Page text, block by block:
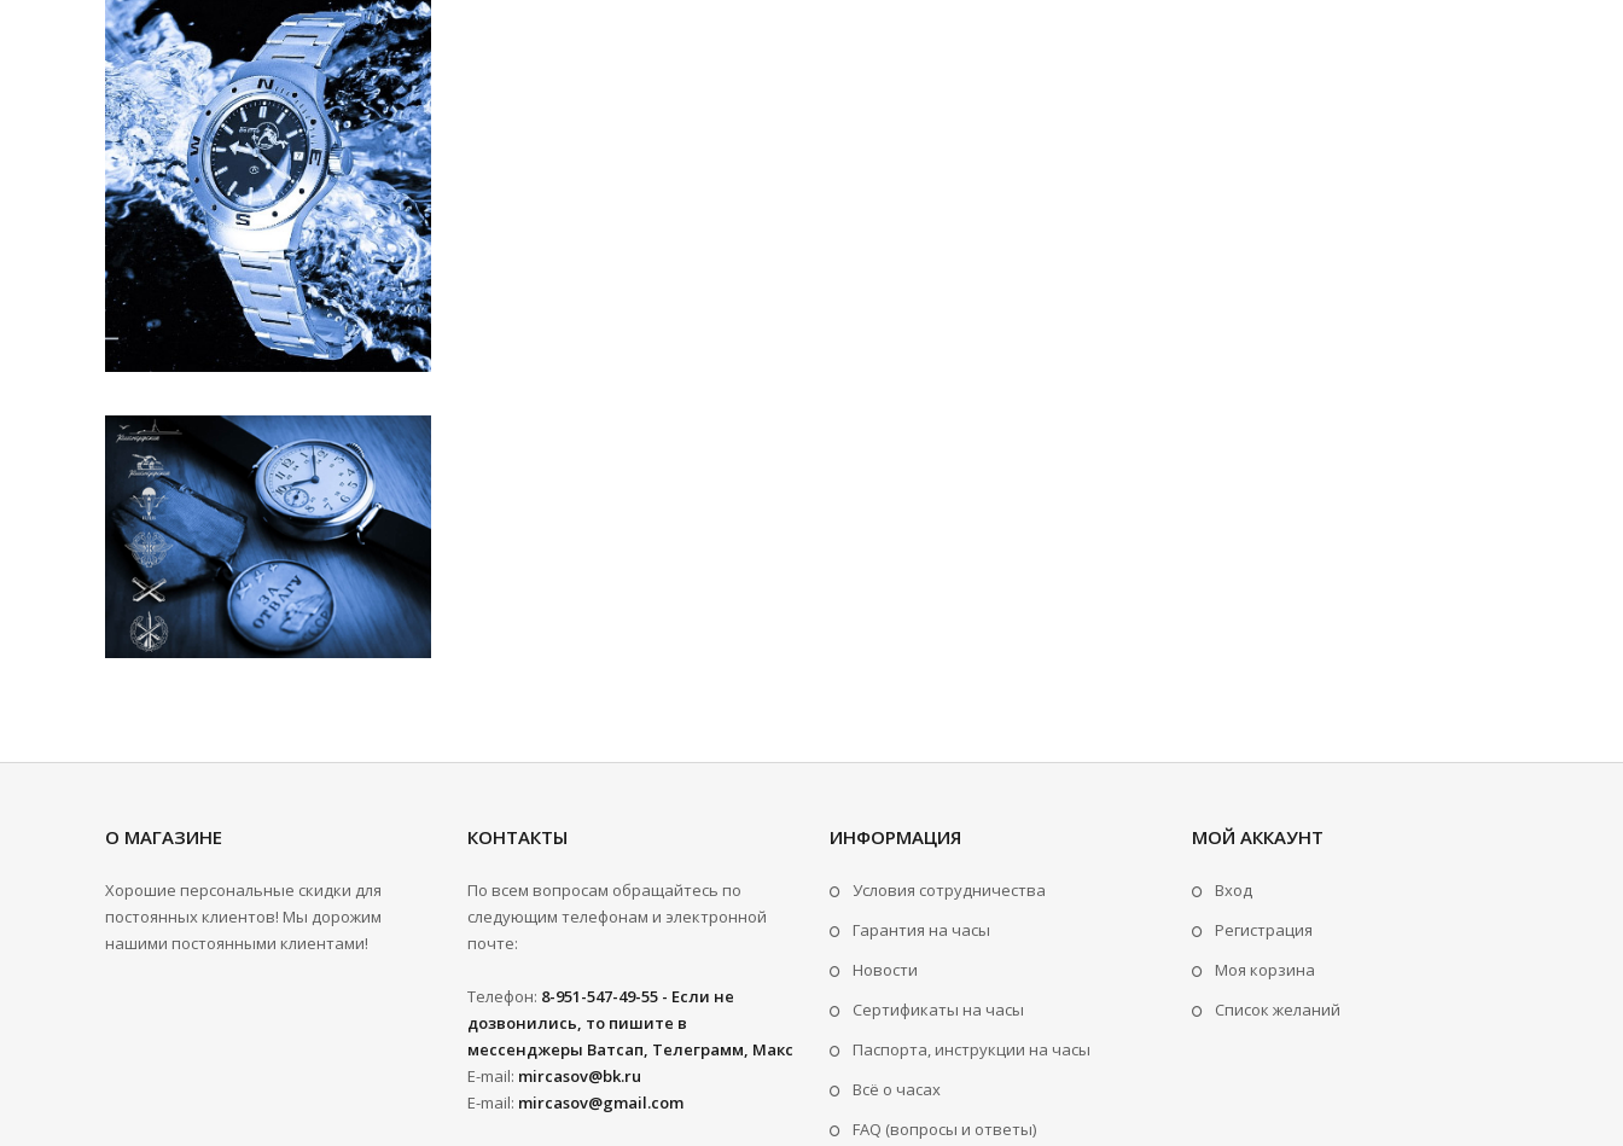
О МАГАЗИНЕ
Хорошие персональные скидки для
постоянных клиентов! Мы дорожим
нашими постоянными клиентами!
КОНТАКТЫ
По всем вопросам обращайтесь по
следующим телефонам и электронной
почте:
Телефон: 8-951-547-49-55 - Если не
дозвонились, то пишите в
мессенджеры Ватсап, Телеграмм, Макс
E-mail: mircasov@bk.ru
E-mail: mircasov@gmail.com
ИНФОРМАЦИЯ
Условия сотрудничества
Гарантия на часы
Новости
Сертификаты на часы
Паспорта, инструкции на часы
Всё о часах
FAQ (вопросы и ответы)
МОЙ АККАУНТ
Вход
Регистрация
Моя корзина
Cписок желаний